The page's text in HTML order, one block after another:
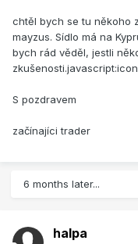
chtěl bych se tu někoho
mayzus. Sídlo má na
bych rád věděl, jestli
S pozdravem
začínajíci trader
6 months later...
halpa